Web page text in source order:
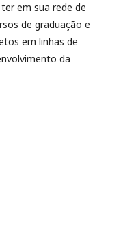
em sua rede de
de graduação e
em linhas de
da